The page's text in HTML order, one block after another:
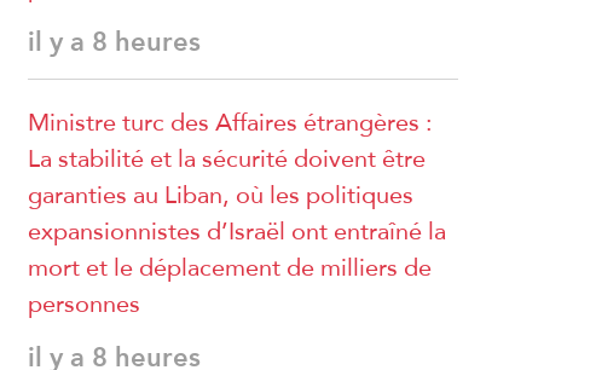
il y a 8 heures
Ministre turc des Affaires étrangères :
La stabilité et la sécurité doivent être
garanties au Liban, où les politiques
expansionnistes d’Israël ont entraîné la
mort et le déplacement de milliers de
personnes
il y a 8 heures